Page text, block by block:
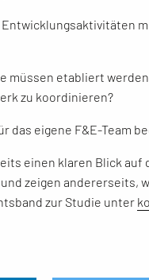
müssen etabliert
zu koordinieren?
das eigene F&E-Team
einen klaren Blick auf
zeigen andererseits,
zur Studie unter